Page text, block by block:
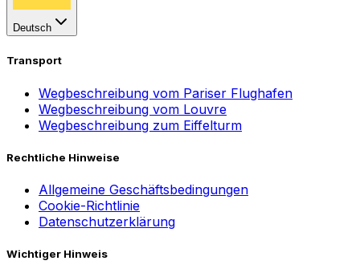
Deutsch
Transport
Wegbeschreibung vom Pariser Flughafen
Wegbeschreibung vom Louvre
Wegbeschreibung zum Eiffelturm
Rechtliche Hinweise
Allgemeine Geschäftsbedingungen
Cookie-Richtlinie
Datenschutzerklärung
Wichtiger Hinweis